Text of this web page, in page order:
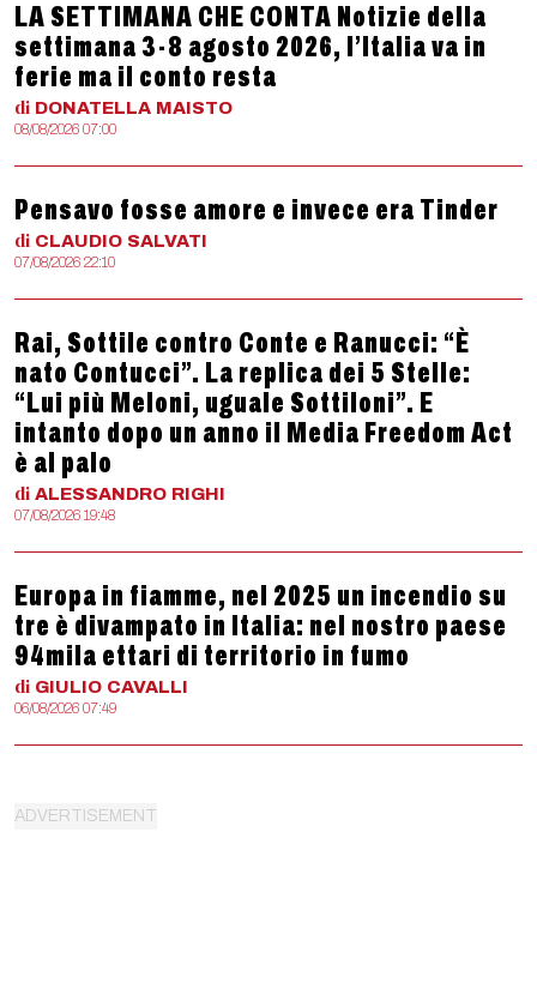
LA SETTIMANA CHE CONTA Notizie della
settimana 3-8 agosto 2026, l’Italia va in
ferie ma il conto resta
di DONATELLA MAISTO
08/08/2026 07:00
Pensavo fosse amore e invece era Tinder
di CLAUDIO SALVATI
07/08/2026 22:10
Rai, Sottile contro Conte e Ranucci: “È
nato Contucci”. La replica dei 5 Stelle:
“Lui più Meloni, uguale Sottiloni”. E
intanto dopo un anno il Media Freedom Act
è al palo
di ALESSANDRO RIGHI
07/08/2026 19:48
Europa in fiamme, nel 2025 un incendio su
tre è divampato in Italia: nel nostro paese
94mila ettari di territorio in fumo
di GIULIO CAVALLI
06/08/2026 07:49